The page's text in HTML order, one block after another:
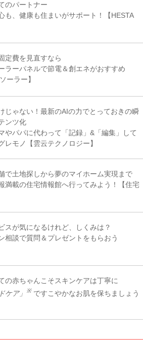
のパートナー
も、健康も住まいがサポート！【HESTA
定費を見直すなら
ラーパネルで節電＆創エネがおすすめ
ーラー】
じゃない！最新のAIの力でとっておきの瞬
ンツ化
やパパに代わって「記録」&「編集」して
レモノ【雲云テクノロジー】
で土地探しから夢のマイホーム実現まで
満載の住宅情報館へ行ってみよう！【住宅
スが気になるけれど、しくみは？
相談で質問＆プレゼントをもらおう
の赤ちゃんこそスキンケアは丁寧に
ケア」
※ ですこやかなお肌を保ちましょう